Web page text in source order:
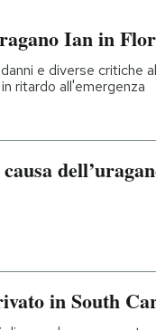
Ian in
e diverse critiche
ritardo all'emergenza
in South